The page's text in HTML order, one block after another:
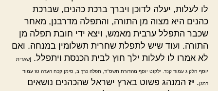
לו לעלות, יעלה לדוכן ויברך ברכת כהנים, שברכת
כהנים היא מצוה מן התורה, והתפלה מדרבנן, מאחר
שכבר התפלל ערבית מאמש, ויצא ידי חובת תפלה מן
התורה. ועוד שיש לתפלת שחרית תשלומין במנחה. ואם
לא אמרו לו לעלות ילך חוץ לבית הכנסת ויתפלל.
[שארית
יוסף חלק ג עמוד קנד. ילקוט יוסף מהדורת תשס"ד, תפלה כרך ב, סימן קכח הערה טז עמוד
רמג]. יז המנהג פשוט בארץ ישראל שהכהנים נושאים